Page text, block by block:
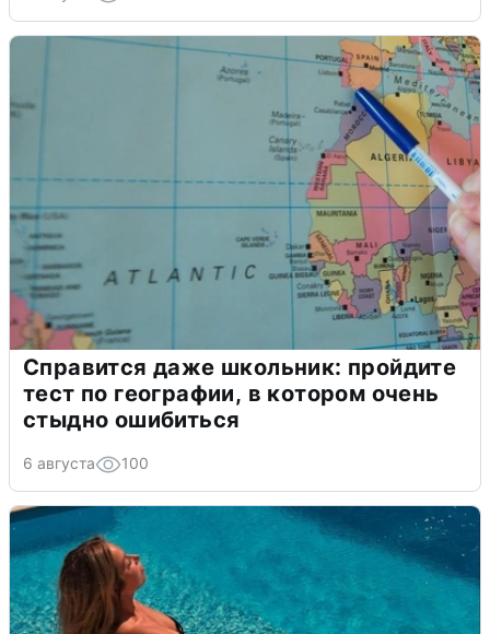
Справится даже школьник: пройдите
тест по географии, в котором очень
стыдно ошибиться
6 августа 100